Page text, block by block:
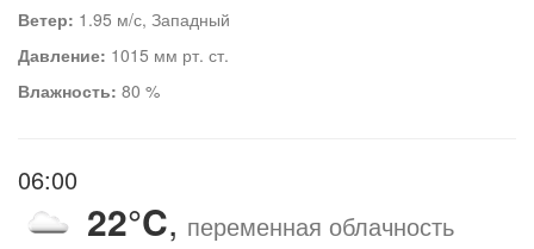
Ветер: 1.95 м/с, Западный
Давление: 1015 мм рт. ст.
Влажность: 80 %
06:00
22°C, переменная облачность